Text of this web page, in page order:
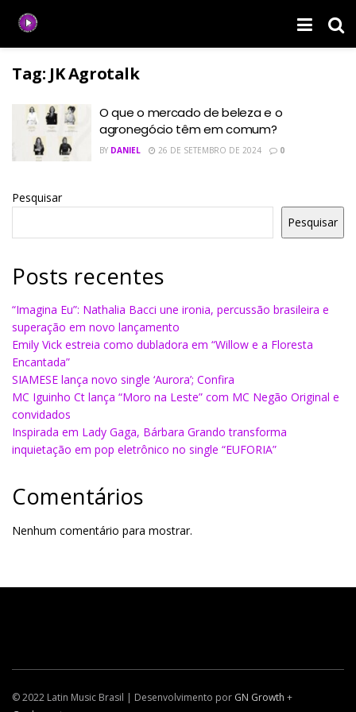
Tag: JK Agrotalk
O que o mercado de beleza e o
agronegócio têm em comum?
BY DANIEL 26 DE SETEMBRO DE 2024 0
Pesquisar
Pesquisar
Posts recentes
“Imagina Eu”: Nathalia Bacci une ironia, percussão brasileira e
superação em novo lançamento
Emily Vick estreia como dubladora em “Willow e a Floresta
Encantada”
SIAMESE lança novo single ‘Aurora’; Confira
MC Iguinho Ct lança “Moro na Leste” com MC Negão Original e
convidados
Inspirada em Lady Gaga, Bárbara Grando transforma
inquietação em pop eletrônico no single “EUFORIA”
Comentários
Nenhum comentário para mostrar.
© 2022 Latin Music Brasil | Desenvolvimento por GN Growth +